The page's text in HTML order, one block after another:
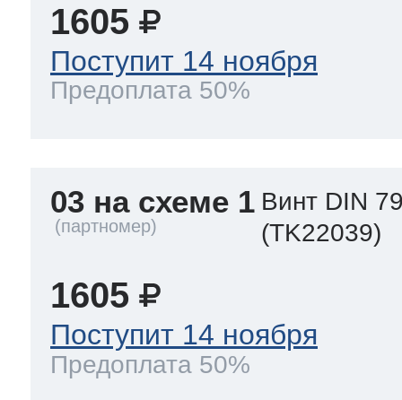
1605
Поступит 14 ноября
Предоплата 50%
03 на схеме 1 Винт DIN
(TK22039)
1605
Поступит 14 ноября
Предоплата 50%